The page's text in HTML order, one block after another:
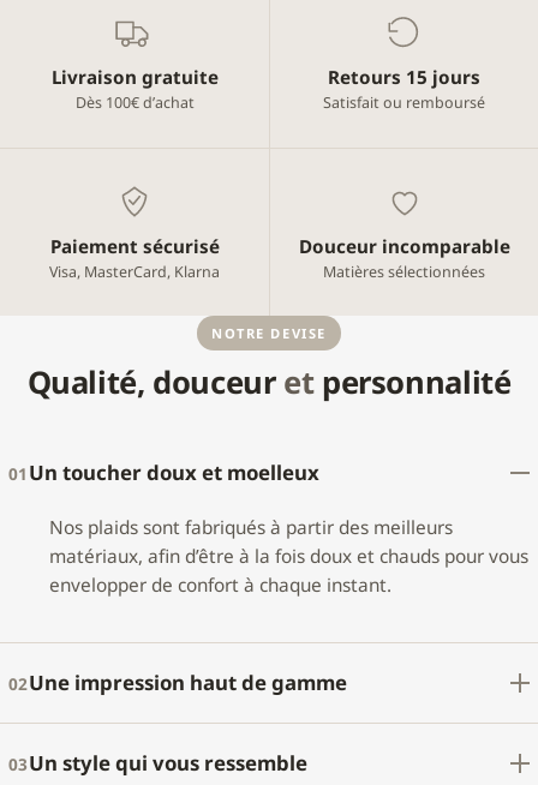
Livraison gratuite
Dès 100€ d’achat
Retours 15 jours
Satisfait ou remboursé
Paiement sécurisé
Visa, MasterCard, Klarna
Douceur incomparable
Matières sélectionnées
NOTRE DEVISE
Qualité, douceur etpersonnalité
01 Un toucher doux et moelleux
Nos plaids sont fabriqués à partir des meilleurs
matériaux, afin d’être à la fois doux et chauds pour vous
envelopper de confort à chaque instant.
02Une impression haut de gamme
03Un style qui vous ressemble